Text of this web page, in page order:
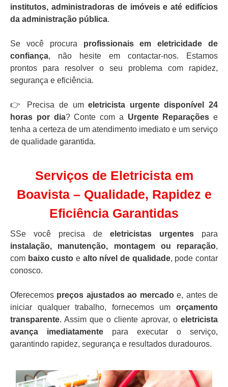
institutos, administradoras de imóveis e até edifícios
da administração pública.
Se você procura profissionais em eletricidade de
confiança, não hesite em contactar-nos. Estamos
prontos para resolver o seu problema com rapidez,
segurança e eficiência.
👉 Precisa de umeletricista urgente disponível 24
horas por dia? Conte com a Urgente Reparações e
tenha a certeza de um atendimento imediato e um serviço
de qualidade garantida.
Serviços de Eletricista em
Boavista – Qualidade, Rapidez e
Eficiência Garantidas
SSe você precisa de eletricistas urgentespara
instalação, manutenção, montagem ou reparação,
com baixo custo e alto nível de qualidade, pode contar
conosco.
Oferecemos preços ajustados ao mercadoe, antes de
iniciar qualquer trabalho, fornecemos um orçamento
transparente. Assim que o cliente aprovar, o eletricista
avança imediatamente para executar o serviço,
garantindo rapidez, segurança e resultados duradouros.